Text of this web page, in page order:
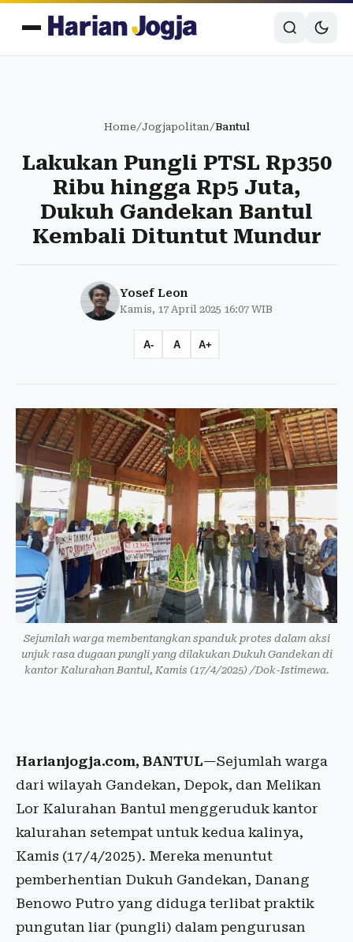
Home/Jogjapolitan/Bantul
Lakukan Pungli PTSL Rp350
Ribu hingga Rp5 Juta,
Dukuh Gandekan Bantul
Kembali Dituntut Mundur
Yosef Leon
Kamis, 17 April 2025 16:07 WIB
A- A A+
Sejumlah warga membentangkan spanduk protes dalam aksi
unjuk rasa dugaan pungli yang dilakukan Dukuh Gandekan di
kantor Kalurahan Bantul, Kamis (17/4/2025) /Dok-Istimewa.
Harianjogja.com, BANTUL—Sejumlah warga
dari wilayah Gandekan, Depok, dan Melikan
Lor Kalurahan Bantul menggeruduk kantor
kalurahan setempat untuk kedua kalinya,
Kamis (17/4/2025). Mereka menuntut
pemberhentian Dukuh Gandekan, Danang
Benowo Putro yang diduga terlibat praktik
pungutan liar (pungli) dalam pengurusan